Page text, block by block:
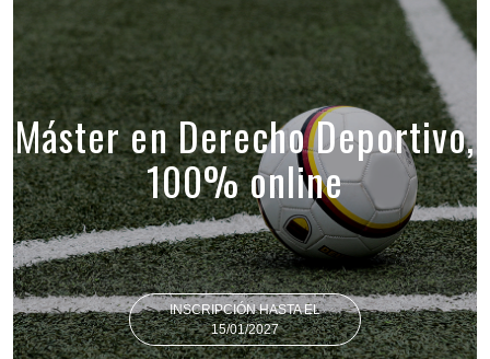
Máster en Derecho Deportivo,
100% online
INSCRIPCIÓN HASTA EL
15/01/2027